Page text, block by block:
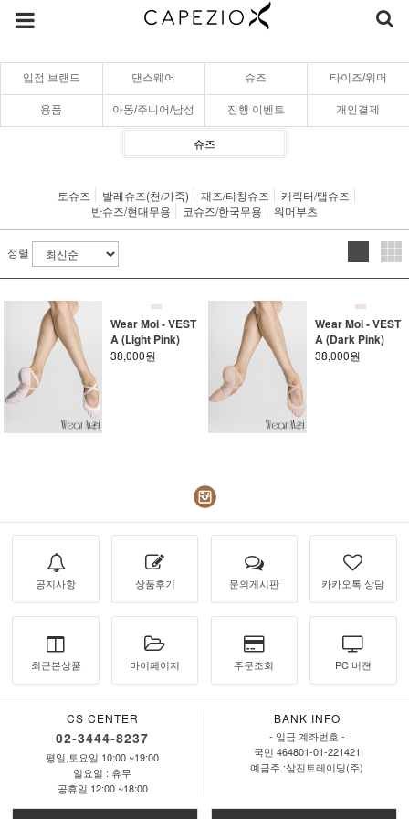
입점 브랜드 댄스웨어 슈즈 타이즈/워머
용품 아동/주니어/남성 진행 이벤트 개인결제
슈즈
토슈즈 발레슈즈(천/가죽) 재즈/티칭슈즈
캐릭터/탭슈즈
반슈즈/현대무용
코슈즈/한국무용 워머부츠
정렬
Wear Moi - VEST
A (Light Pink)
38,000원
Wear Moi - VEST
A (Dark Pink)
38,000원
공지사항 상품후기 문의게시판 카카오톡 상담
최근본상품 마이페이지 주문조회 PC 버젼
CS CENTER
02-3444-8237
평일,토요일 10:00 ~19:00
일요일 : 휴무
공휴일 12:00 ~18:00
BANK INFO
- 입금 계좌번호 -
국민 464801-01-221421
예금주 :삼진트레이딩(주)